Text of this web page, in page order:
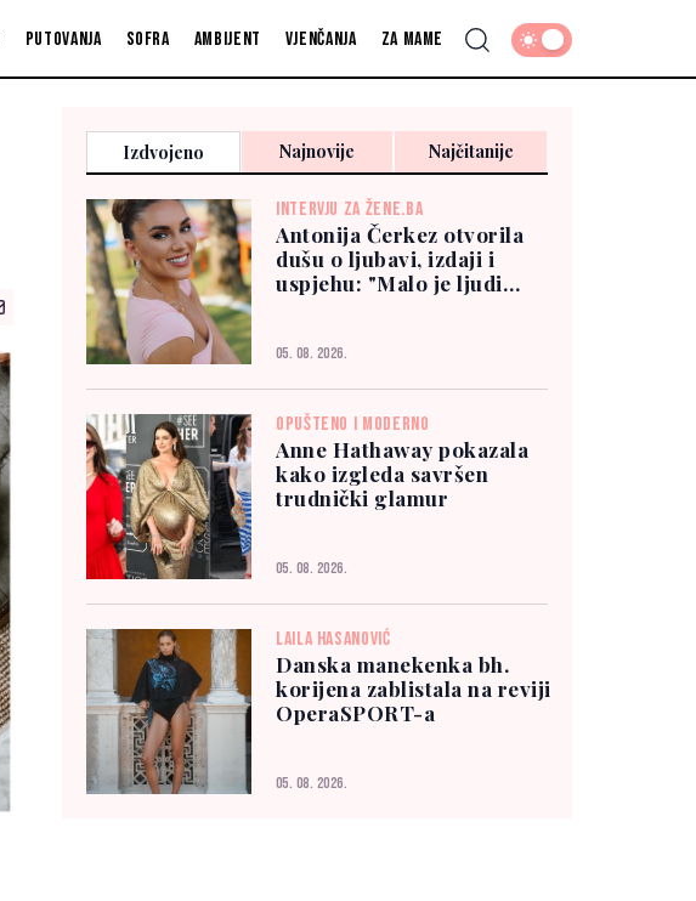
Putovanja Sofra Ambijent Vjenčanja Za mame
Izdvojeno Najnovije Najčitanije
INTERVJU ZA ŽENE.BA
Antonija Čerkez otvorila
dušu o ljubavi, izdaji i
uspjehu: "Malo je ljudi
05. 08. 2026.
OPUŠTENO I MODERNO
Anne Hathaway pokazala
kako izgleda savršen
trudnički glamur
05. 08. 2026.
LAILA HASANOVIĆ
Danska manekenka bh.
korijena zablistala na reviji
OperaSPORT-a
05. 08. 2026.